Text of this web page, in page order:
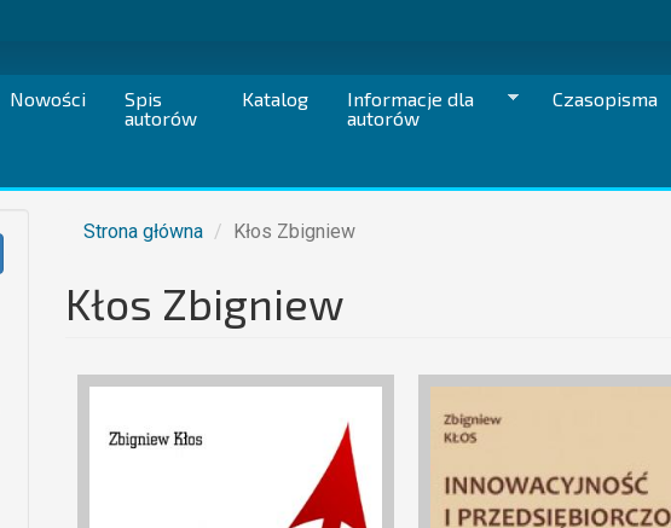
Nowości
Spis
autorów
Katalog
Informacje dla
autorów
Czasopisma
Strona główna Kłos Zbigniew
Kłos Zbigniew